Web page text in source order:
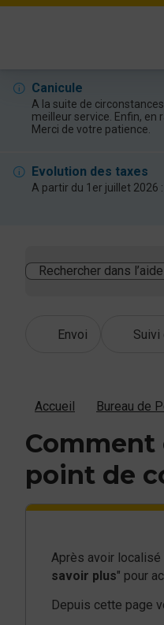
Canicule
A la suite de
meilleur service. Enfin, en
Merci de votre patience.
Evolution des taxes
A partir du 1er juillet 2026
Rechercher dans l’aide
Envoi Suivi
Accueil Bureau de
Comment
point de
Après avoir
savoir plus" pour
Depuis cette page